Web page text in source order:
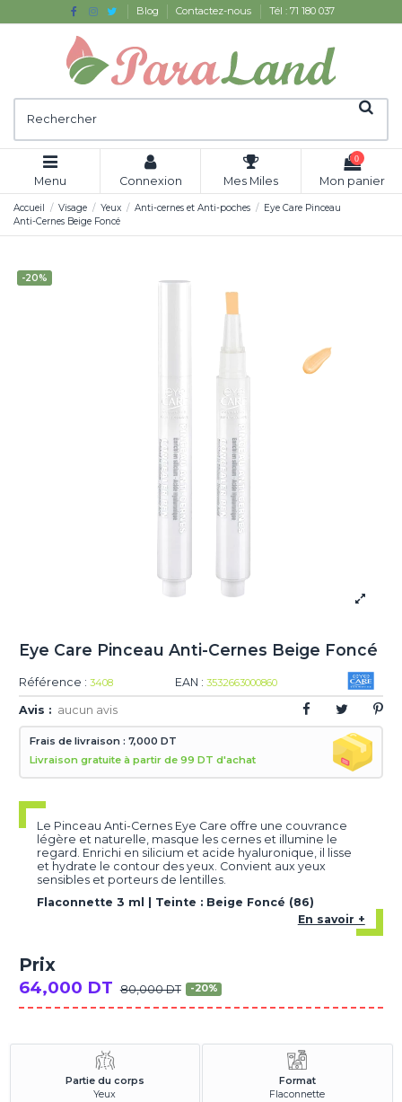
Blog Contactez-nous Tél : 71 180 037
Menu Connexion Mes Miles
0
Mon panier
Accueil Visage Yeux Anti-cernes et Anti-poches
Eye Care Pinceau
Anti-Cernes Beige Foncé
-20%
Eye Care Pinceau Anti-Cernes Beige Foncé
Référence : 3408 EAN : 3532663000860
Avis : aucun avis
Frais de livraison : 7,000 DT
Livraison gratuite à partir de 99 DT d'achat
Le Pinceau Anti-Cernes Eye Care offre une couvrance
légère et naturelle, masque les cernes et illumine le
regard. Enrichi en silicium et acide hyaluronique, il lisse
et hydrate le contour des yeux. Convient aux yeux
sensibles et porteurs de lentilles.
Flaconnette 3 ml | Teinte : Beige Foncé (86)
En savoir +
Prix
64,000 DT 80,000 DT -20%
Partie du corps
Yeux
Format
Flaconnette